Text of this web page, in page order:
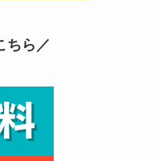
ちら／